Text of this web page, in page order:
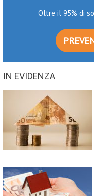
Oltre il 95% di
IN EVIDENZA